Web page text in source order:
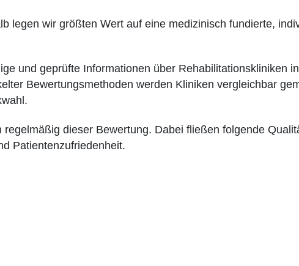
legen wir größten Wert auf eine medizinisch fundierte,
und geprüfte Informationen über Rehabilitationskliniken
Bewertungsmethoden werden Kliniken vergleichbar
dieser Bewertung. Dabei fließen folgende
Patientenzufriedenheit.